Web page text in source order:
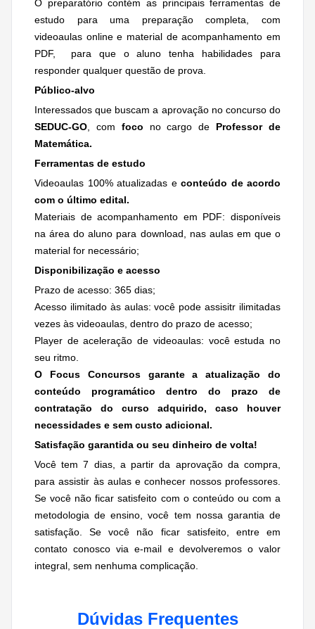
O preparatório contém as principais ferramentas de
estudo para uma preparação completa, com
videoaulas online e material de acompanhamento em
PDF, para que o aluno tenha habilidades para
responder qualquer questão de prova.
Público-alvo
Interessados que buscam a aprovação no concurso do
SEDUC-GO , com foco no cargo de Professor de
Matemática.
Ferramentas de estudo
Videoaulas 100% atualizadas e conteúdo de acordo
com o último edital.
Materiais de acompanhamento em PDF: disponíveis
na área do aluno para download, nas aulas em que o
material for necessário;
Disponibilização e acesso
Prazo de acesso: 365 dias;
Acesso ilimitado às aulas: você pode assisitr ilimitadas
vezes às videoaulas, dentro do prazo de acesso;
Player de aceleração de videoaulas: você estuda no
seu ritmo.
O Focus Concursos garante a atualização do
conteúdo programático dentro do prazo de
contratação do curso adquirido, caso houver
necessidades e sem custo adicional.
Satisfação garantida ou seu dinheiro de volta!
Você tem 7 dias, a partir da aprovação da compra,
para assistir às aulas e conhecer nossos professores.
Se você não ficar satisfeito com o conteúdo ou com a
metodologia de ensino, você tem nossa garantia de
satisfação. Se você não ficar satisfeito, entre em
contato conosco via e-mail e devolveremos o valor
integral, sem nenhuma complicação.
Dúvidas Frequentes